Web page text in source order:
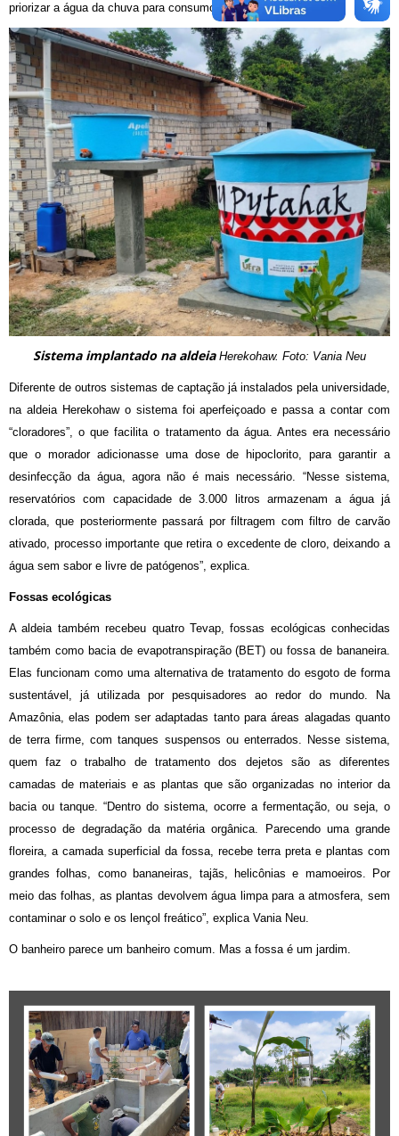
priorizar a água da chuva para consumo humano”, diz.
Sistema implantado na aldeia Herekohaw. Foto: Vania Neu
Diferente de outros sistemas de captação já instalados pela universidade,
na aldeia Herekohaw o sistema foi aperfeiçoado e passa a contar com
“cloradores”, o que facilita o tratamento da água. Antes era necessário
que o morador adicionasse uma dose de hipoclorito, para garantir a
desinfecção da água, agora não é mais necessário. “Nesse sistema,
reservatórios com capacidade de 3.000 litros armazenam a água já
clorada, que posteriormente passará por filtragem com filtro de carvão
ativado, processo importante que retira o excedente de cloro, deixando a
água sem sabor e livre de patógenos”, explica.
Fossas ecológicas
A aldeia também recebeu quatro Tevap, fossas ecológicas conhecidas
também como bacia de evapotranspiração (BET) ou fossa de bananeira.
Elas funcionam como uma alternativa de tratamento do esgoto de forma
sustentável, já utilizada por pesquisadores ao redor do mundo. Na
Amazônia, elas podem ser adaptadas tanto para áreas alagadas quanto
de terra firme, com tanques suspensos ou enterrados. Nesse sistema,
quem faz o trabalho de tratamento dos dejetos são as diferentes
camadas de materiais e as plantas que são organizadas no interior da
bacia ou tanque. “Dentro do sistema, ocorre a fermentação, ou seja, o
processo de degradação da matéria orgânica. Parecendo uma grande
floreira, a camada superficial da fossa, recebe terra preta e plantas com
grandes folhas, como bananeiras, tajãs, helicônias e mamoeiros. Por
meio das folhas, as plantas devolvem água limpa para a atmosfera, sem
contaminar o solo e os lençol freático”, explica Vania Neu.
O banheiro parece um banheiro comum. Mas a fossa é um jardim.